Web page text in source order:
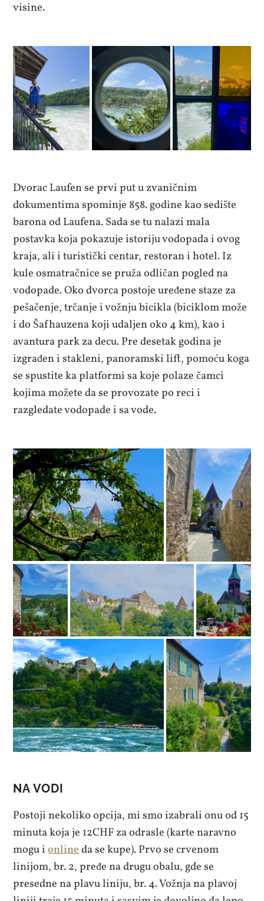
visine.
Dvorac Laufen se prvi put u zvaničnim
dokumentima spominje 858. godine kao sedište
barona od Laufena. Sada se tu nalazi mala
postavka koja pokazuje istoriju vodopada i ovog
kraja, ali i turistički centar, restoran i hotel. Iz
kule osmatračnice se pruža odličan pogled na
vodopade. Oko dvorca postoje uređene staze za
pešačenje, trčanje i vožnju bicikla (biciklom može
i do Šafhauzena koji udaljen oko 4 km), kao i
avantura park za decu. Pre desetak godina je
izgrađen i stakleni, panoramski lift, pomoću koga
se spustite ka platformi sa koje polaze čamci
kojima možete da se provozate po reci i
razgledate vodopade i sa vode.
NA VODI
Postoji nekoliko opcija, mi smo izabrali onu od 15
minuta koja je 12CHF za odrasle (karte naravno
mogu ionlineda se kupe). Prvo se crvenom
linijom, br. 2, pređe na drugu obalu, gde se
presedne na plavu liniju, br. 4. Vožnja na plavoj